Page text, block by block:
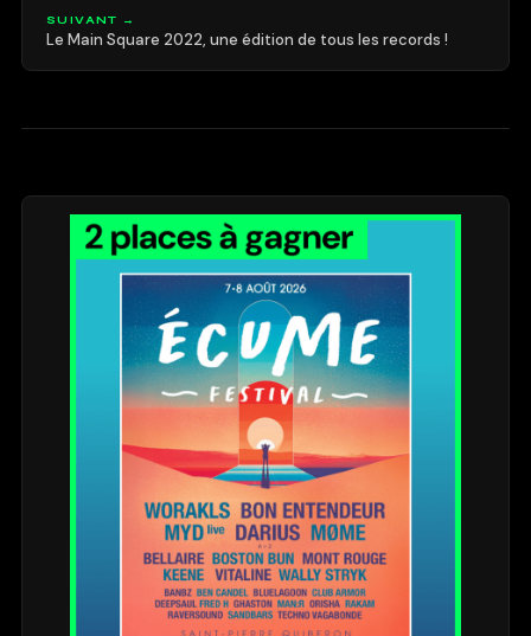
SUIVANT →
Le Main Square 2022, une édition de tous les records !